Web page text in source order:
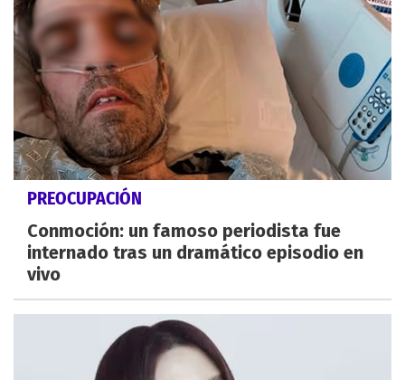
PREOCUPACIÓN
Conmoción: un famoso periodista fue
internado tras un dramático episodio en
vivo